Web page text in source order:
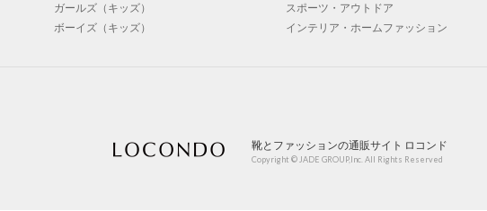
ガールズ（キッズ）
ボーイズ（キッズ）
スポーツ・アウトドア
インテリア・ホームファッション
靴とファッションの通販サイト ロコンド
Copyright © JADE GROUP,Inc. All Rights Reserved